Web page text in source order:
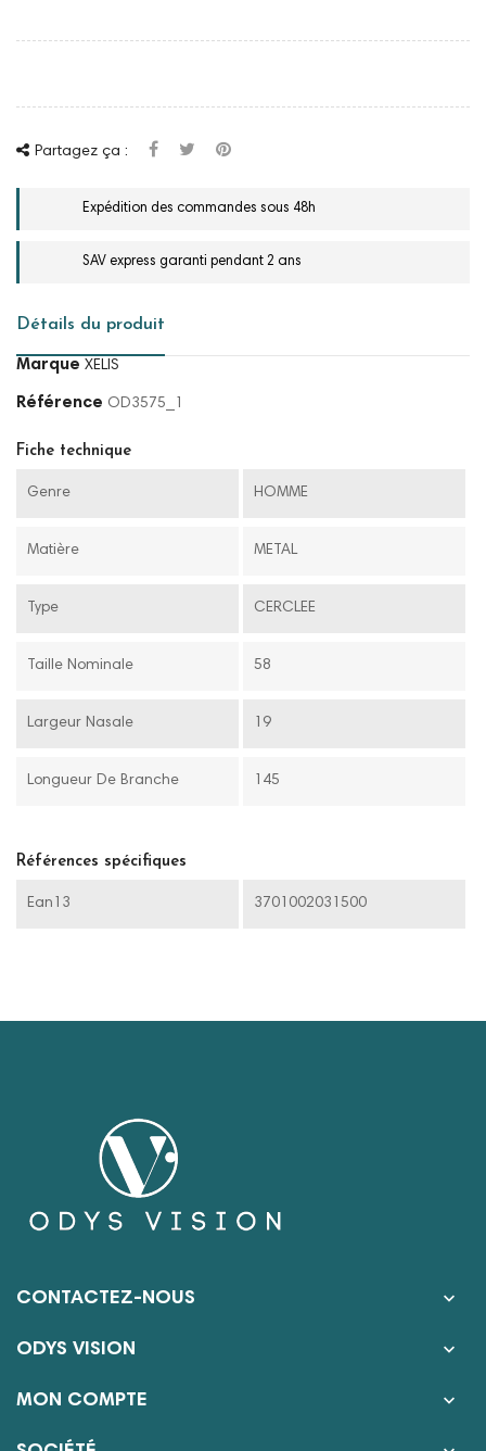
Partagez ça :
Expédition des commandes sous 48h
SAV express garanti pendant 2 ans
Détails du produit
Marque XELIS
Référence OD3575_1
Fiche technique
Genre HOMME
Matière METAL
Type CERCLEE
Taille Nominale 58
Largeur Nasale 19
Longueur De Branche 145
Références spécifiques
Ean13 3701002031500
CONTACTEZ-NOUS 
ODYS VISION 
MON COMPTE 